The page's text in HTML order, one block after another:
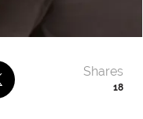
18
Shares